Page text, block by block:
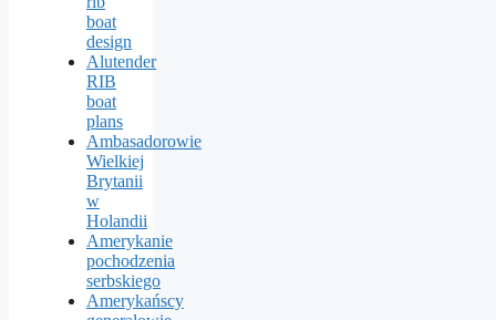
boat
design
Alutender
RIB
boat
plans
Ambasadorowie
Wielkiej
Brytanii
w
Holandii
Amerykanie
pochodzenia
serbskiego
Amerykańscy